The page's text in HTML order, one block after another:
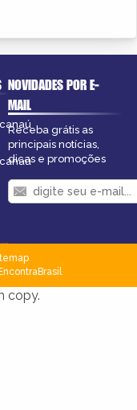
NOVIDADES POR E-
MAIL
Receba grátis as
principais notícias,
dicas e promoções
copy.